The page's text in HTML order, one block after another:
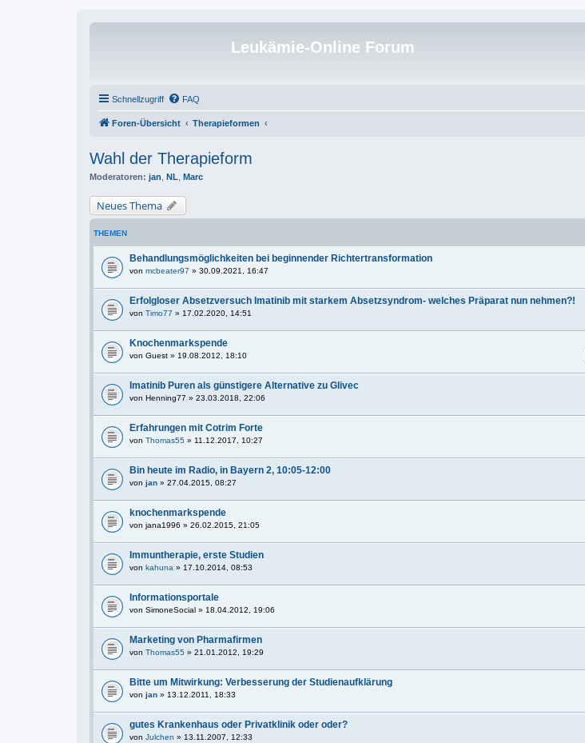
Leukämie-Online Forum
Schnellzugriff FAQ
Foren-Übersicht Therapieformen
Wahl der Therapieform
Moderatoren: jan NL Marc
Neues Thema
THEMEN
Behandlungsmöglichkeiten bei beginnender Richtertransformation
von mcbeater97 » 30.09.2021, 16:47
Erfolgloser Absetzversuch Imatinib mit starkem Absetzsyndrom- welches Präparat nun nehmen?!
von Timo77 » 17.02.2020, 14:51
Knochenmarkspende
von Guest » 19.08.2012, 18:10
Imatinib Puren als günstigere Alternative zu Glivec
von Henning77 » 23.03.2018, 22:06
Erfahrungen mit Cotrim Forte
von Thomas55 » 11.12.2017, 10:27
Bin heute im Radio, in Bayern 2, 10:05-12:00
von jan » 27.04.2015, 08:27
knochenmarkspende
von jana1996 » 26.02.2015, 21:05
Immuntherapie, erste Studien
von kahuna » 17.10.2014, 08:53
Informationsportale
von SimoneSocial » 18.04.2012, 19:06
Marketing von Pharmafirmen
von Thomas55 » 21.01.2012, 19:29
Bitte um Mitwirkung: Verbesserung der Studienaufklärung
von jan » 13.12.2011, 18:33
gutes Krankenhaus oder Privatklinik oder oder?
von Julchen » 13.11.2007, 12:33